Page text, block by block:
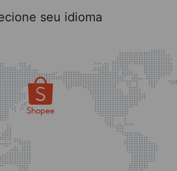
seu idioma